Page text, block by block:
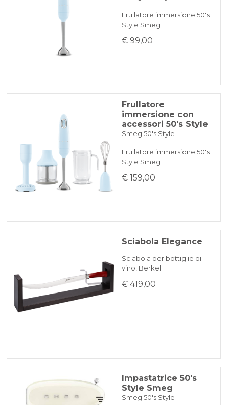
Frullatore immersione 50's
Style Smeg
€ 99,00
Frullatore
immersione con
accessori 50's Style
Smeg 50's Style
Frullatore immersione 50's
Style Smeg
€ 159,00
Sciabola Elegance
Sciabola per bottiglie di
vino, Berkel
€ 419,00
Impastatrice 50's
Style Smeg
Smeg 50's Style